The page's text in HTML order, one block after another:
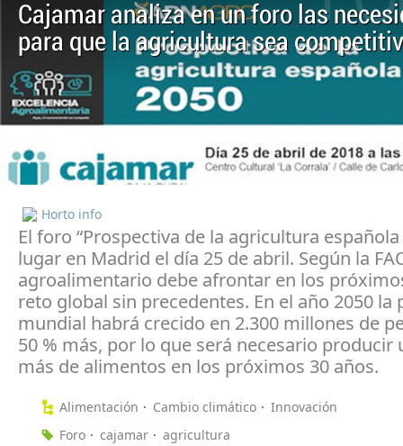
Cajamar analiza en un foro las
para que la agricultura sea
Horto info
El foro “Prospectiva de la agricultura española
lugar en Madrid el día 25 de abril. Según la
agroalimentario debe afrontar en los
reto global sin precedentes. En el año 2050 la
mundial habrá crecido en 2.300 millones de
50 % más, por lo que será necesario producir
más de alimentos en los próximos 30 años.
Alimentación Cambio climático
Innovación
Foro
cajamar agricultura